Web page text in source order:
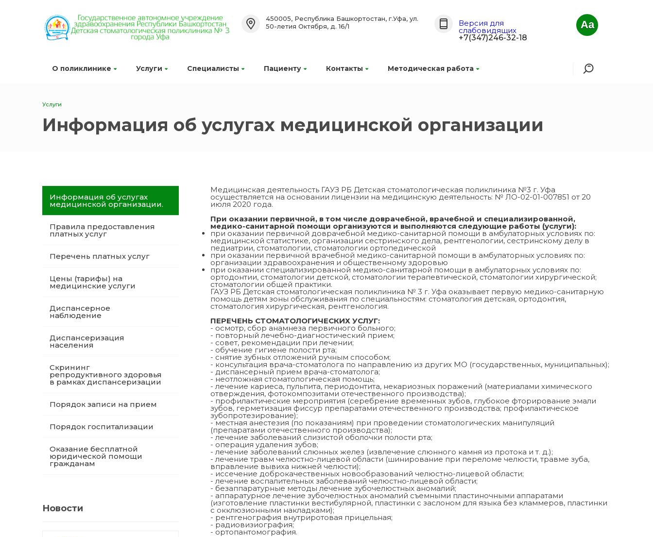
О поликлинике Услуги Специалисты Пациенту Контакты Методическая работа
450005, Республика Башкортостан, г.Уфа, ул.
50-летия Октября, д. 16/1
Версия для
слабовидящих
+7(347)246-32-18
Aa
Услуги
Информация об услугах медицинской организации
Информация об услугах
медицинской организации.
Правила предоставления
платных услуг
Перечень платных услуг
Цены (тарифы) на
медицинские услуги
Диспансерное
наблюдение
Диспансеризация
населения
Скрининг
репродуктивного здоровья
в рамках диспансеризации
Порядок записи на прием
Порядок госпитализации
Оказание бесплатной
юридической помощи
гражданам
Новости
Медицинская деятельность ГАУЗ РБ Детская стоматологическая поликлиника №3 г. Уфа
осуществляется на основании лицензии на медицинскую деятельность: № ЛО-02-01-007851 от 20
июля 2020 года.
При оказании первичной, в том числе доврачебной, врачебной и специализированной,
медико-санитарной помощи организуются и выполняются следующие работы (услуги):
при оказании первичной доврачебной медико-санитарной помощи в амбулаторных условиях по:
медицинской статистике, организации сестринского дела, рентгенологии, сестринскому делу в
педиатрии, стоматологии, стоматологии ортопедической
при оказании первичной врачебной медико-санитарной помощи в амбулаторных условиях по:
организации здравоохранения и общественному здоровью
при оказании специализированной медико-санитарной помощи в амбулаторных условиях по:
ортодонтии, стоматологии детской, стоматологии терапевтической, стоматологии хирургической;
стоматологии общей практики.
ГАУЗ РБ Детская стоматологическая поликлиника № 3 г. Уфа оказывает первую медико-санитарную
помощь детям зоны обслуживания по специальностям: стоматология детская, ортодонтия,
стоматология хирургическая, рентгенология.
ПЕРЕЧЕНЬ СТОМАТОЛОГИЧЕСКИХ УСЛУГ:
- осмотр, сбор анамнеза первичного больного;
- повторный лечебно-диагностический прием;
- совет, рекомендации при лечении;
- обучение гигиене полости рта;
- снятие зубных отложений ручным способом;
- консультация врача-стоматолога по направлению из других МО (государственных, муниципальных);
- диспансерный прием врача-стоматолога;
- неотложная стоматологическая помощь;
- лечение кариеса, пульпита, периодонтита, некариозных поражений (материалами химического
отверждения, фотокомпозитами отечественного производства);
- профилактические мероприятия (серебрение временных зубов, глубокое фторирование эмали
зубов, герметизация фиссур препаратами отечественного производства; профилактическое
зубопротезирование);
- местная анестезия (по показаниям) при проведении стоматологических манипуляций
(препаратами отечественного производства);
- лечение заболеваний слизистой оболочки полости рта;
- операция удаления зубов;
- лечение заболеваний слюнных желез (извлечение слюнного камня из протока и т. д.);
- лечение травм челюстно-лицевой области (шинирование при переломе челюсти, травме зуба,
вправление вывиха нижней челюсти);
- иссечение доброкачественных новообразований челюстно-лицевой области;
- лечение воспалительных заболеваний челюстно-лицевой области;
- безаппаратурные методы лечение зубочелюстных аномалий;
- аппаратурное лечение зубочелюстных аномалий съемными пластиночными аппаратами
(изготовление пластинки вестибулярной, пластинки с заслоном для языка без кламмеров, пластинки
с окклюзионными накладками);
- рентгенография внутриротовая прицельная;
- радиовизиография;
- ортопантомография.